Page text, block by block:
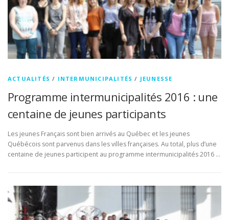
ACTUALITÉS / INTERMUNICIPALITÉS / JEUNESSE
Programme intermunicipalités 2016 : une
centaine de jeunes participants
Les jeunes Français sont bien arrivés au Québec et les jeunes
Québécois sont parvenus dans les villes françaises. Au total, plus d’une
centaine de jeunes participent au programme intermunicipalités 2016 …